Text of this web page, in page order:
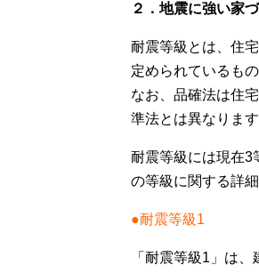
２．地震に強い家
耐震等級とは、住
定められているもの
なお、品確法は住
準法とは異なります
耐震等級には現在3
の等級に関する詳
●耐震等級1
「耐震等級1」は